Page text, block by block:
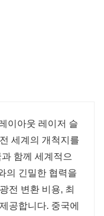
이아웃 레이저 슬
세계의 개척지를
함께 세계적으
의 긴밀한 협력을
전 변환 비용, 최
공합니다. 중국에